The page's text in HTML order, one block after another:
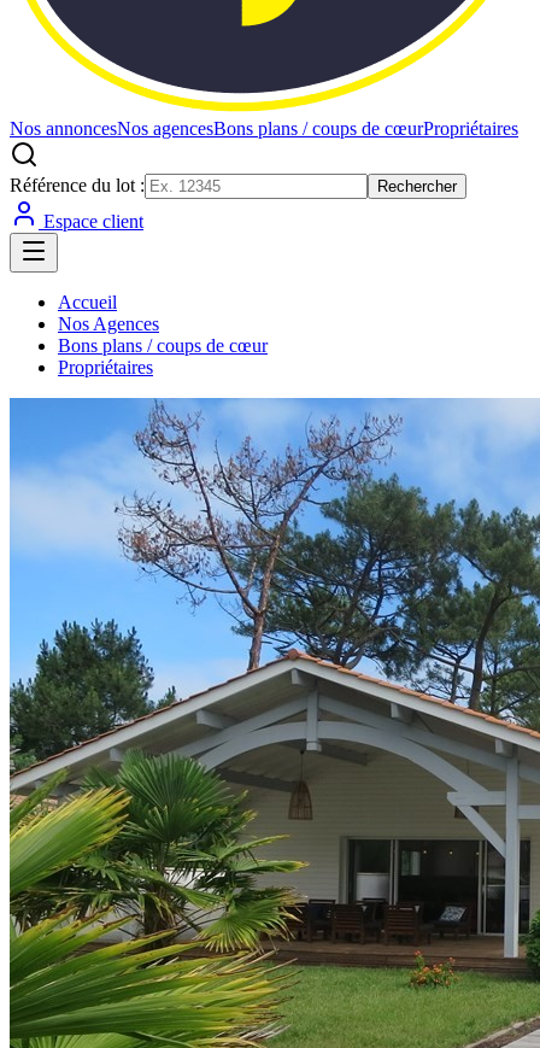
Nos annoncesNos agencesBons plans / coups de cœurPropriétaires
Référence du lot : Rechercher
Espace client
Accueil
Nos Agences
Bons plans / coups de cœur
Propriétaires